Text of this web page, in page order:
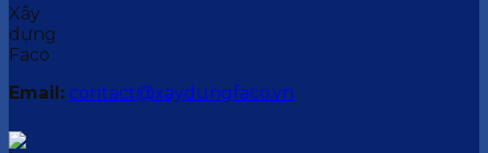
Email: contact@xaydungfaco.vn